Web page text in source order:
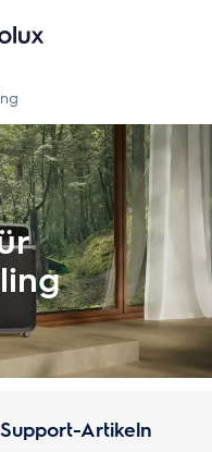
Artikeln